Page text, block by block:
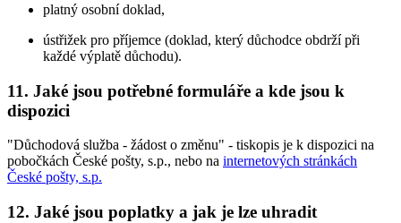
platný osobní doklad,
ústřižek pro příjemce (doklad, který důchodce obdrží při
každé výplatě důchodu).
11. Jaké jsou potřebné formuláře a kde jsou k
dispozici
"Důchodová služba - žádost o změnu" - tiskopis je k dispozici na
pobočkách České pošty, s.p., nebo na internetových stránkách
České pošty, s.p.
12. Jaké jsou poplatky a jak je lze uhradit